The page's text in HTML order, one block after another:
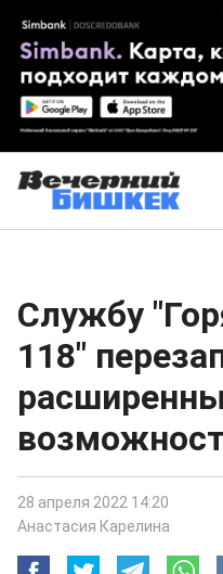
Службу
118"
28 апреля 2022 14:20
Анастасия Карелина